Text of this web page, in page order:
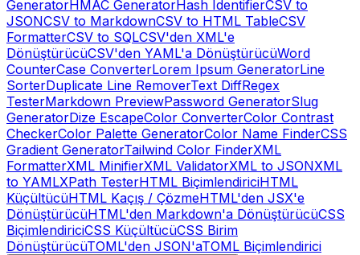
GeneratorHMAC GeneratorHash IdentifierCSV to
JSONCSV to MarkdownCSV to HTML TableCSV
FormatterCSV to SQLCSV'den XML'e
DönüştürücüCSV'den YAML'a DönüştürücüWord
CounterCase ConverterLorem Ipsum GeneratorLine
SorterDuplicate Line RemoverText DiffRegex
TesterMarkdown PreviewPassword GeneratorSlug
GeneratorDize EscapeColor ConverterColor Contrast
CheckerColor Palette GeneratorColor Name FinderCSS
Gradient GeneratorTailwind Color FinderXML
FormatterXML MinifierXML ValidatorXML to JSONXML
to YAMLXPath TesterHTML BiçimlendiriciHTML
KüçültücüHTML Kaçış / ÇözmeHTML'den JSX'e
DönüştürücüHTML'den Markdown'a DönüştürücüCSS
BiçimlendiriciCSS KüçültücüCSS Birim
DönüştürücüTOML'den JSON'aTOML Biçimlendirici